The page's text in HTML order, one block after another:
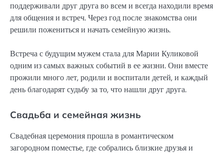
поддерживали друг друга во всем и всегда находили время
для общения и встреч. Через год после знакомства они
решили пожениться и начать семейную жизнь.
Встреча с будущим мужем стала для Марии Куликовой
одним из самых важных событий в ее жизни. Они вместе
прожили много лет, родили и воспитали детей, и каждый
день благодарят судьбу за то, что нашли друг друга.
Свадьба и семейная жизнь
Свадебная церемония прошла в романтическом
загородном поместье, где собрались близкие друзья и